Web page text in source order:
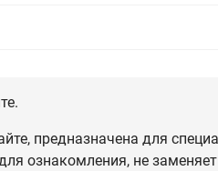
предназначена для
ознакомления, не